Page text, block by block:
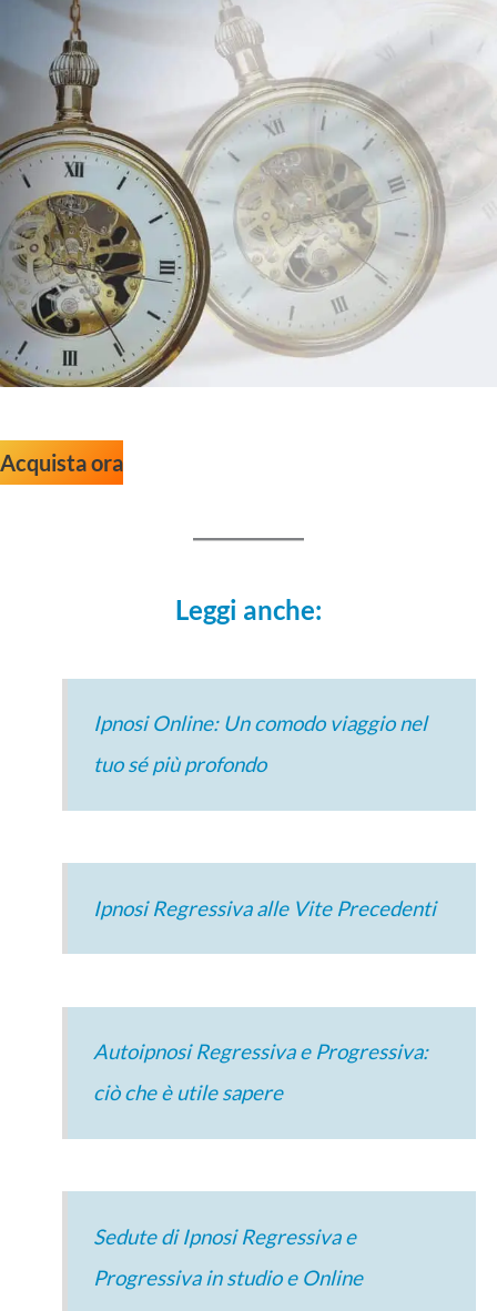
Acquista ora
Leggi anche:
Ipnosi Online: Un comodo viaggio nel
tuo sé più profondo
Ipnosi Regressiva alle Vite Precedenti
Autoipnosi Regressiva e Progressiva:
ciò che è utile sapere
Sedute di Ipnosi Regressiva e
Progressiva in studio e Online